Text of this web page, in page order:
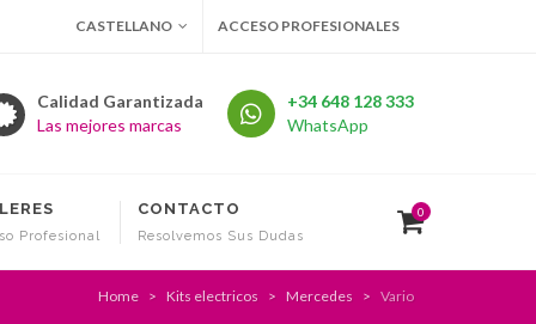
CASTELLANO ACCESO PROFESIONALES
Calidad Garantizada
Las mejores marcas
+34 648 128 333
WhatsApp
Profesional
CONTACTO
Resolvemos Sus Dudas
0
Home Kits electricos Mercedes Vario